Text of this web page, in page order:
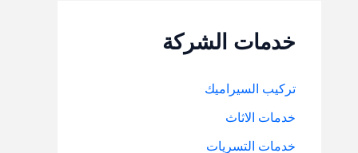
خدمات الشركة
تركيب السيراميك
خدمات الاثاث
خدمات التسريات